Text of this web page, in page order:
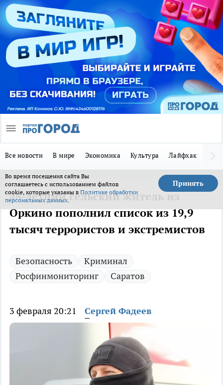
Все новости В мире Экономика Культура Лайфхак
Во время посещения сайта Вы
соглашаетесь с использованием файлов
cookie, которые указаны в Политике обработки
персональных данных.
Принять
48-летний сельский житель из
Оркино пополнил список из 19,9
тысяч террористов и экстремистов
Безопасность
Криминал
Росфинмониторинг
Саратов
3 февраля 20:21 Сергей Фадеев